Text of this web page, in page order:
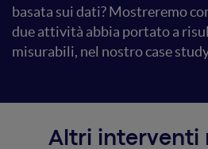
basata sui dati? Mostreremo
due attività abbia portato a
misurabili, nel nostro case
Altri interventi